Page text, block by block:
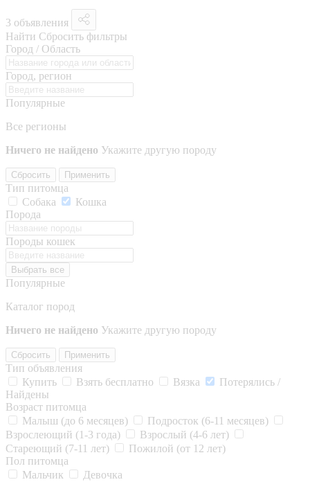
3 объявления
Найти Сбросить фильтры
Город / Область
Город, регион
Популярные
Все регионы
Ничего не найдено Укажите другую породу
Сбросить Применить
Тип питомца
Собака
Кошка
Порода
Породы кошек
Выбрать все
Популярные
Каталог пород
Ничего не найдено Укажите другую породу
Сбросить Применить
Тип объявления
Купить
Взять бесплатно Вязка
Потерялись /
Найдены
Возраст питомца
Малыш (до 6 месяцев)
Подросток (6-11 месяцев)
Взрослеющий (1-3 года)
Взрослый (4-6 лет)
Стареющий (7-11 лет)
Пожилой (от 12 лет)
Пол питомца
Мальчик
Девочка